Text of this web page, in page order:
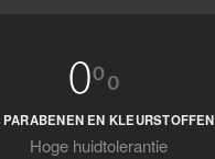
PARABENEN EN KLEURSTOFFEN
Hoge huidtolerantie